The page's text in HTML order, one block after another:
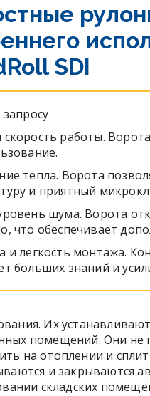
SDI
работы.
тепла. Ворота
и приятный
шума. Ворота
что обеспечивает
и легкость монтажа.
больших знаний и
Их
помещений. Они не
на отоплении и
и закрываются
складских